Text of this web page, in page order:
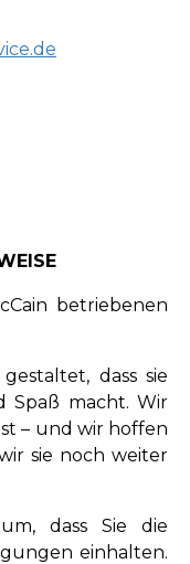
betriebenen
dass sie
Spaß macht. Wir
– und wir hoffen
sie noch weiter
dass Sie die
einhalten.